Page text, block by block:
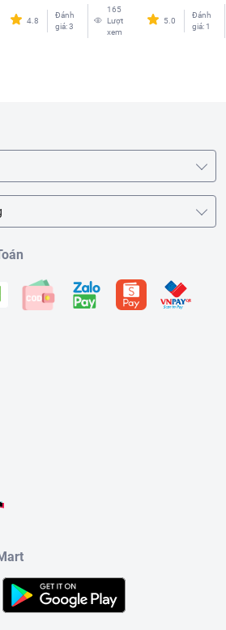
4.8
Đánh
giá:3
165
Lượt
xem
5.0
Đánh
giá: 1